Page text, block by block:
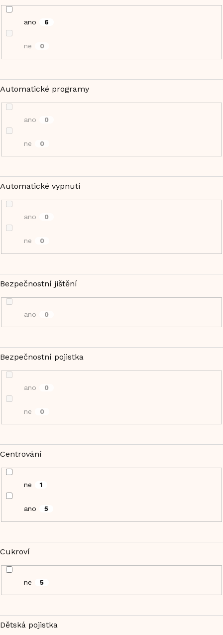
ano 6
ne 0
Automatické programy
ano 0
ne 0
Automatické vypnutí
ano 0
ne 0
Bezpečnostní jištění
ano 0
Bezpečnostní pojistka
ano 0
ne 0
Centrování
ne 1
ano 5
Cukroví
ne 5
Dětská pojistka